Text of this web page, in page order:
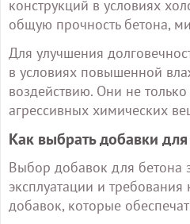
конструкций в условиях
общую прочность бетона,
Для улучшения
в условиях повышенной
воздействию. Они не
агрессивных химических
Как выбрать добавки
Выбор добавок для бетона
эксплуатации и
добавок, которые